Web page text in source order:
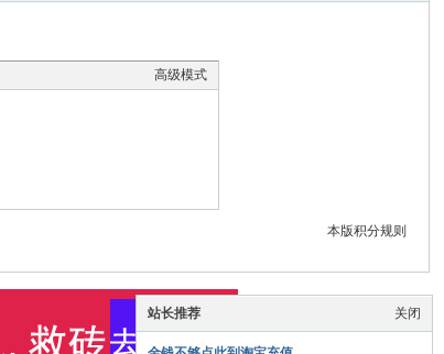
高级模式
本版积分规则
关闭
站长推荐